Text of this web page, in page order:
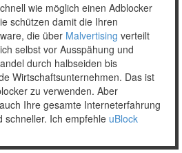
wie möglich einen Adblocker
schützen damit die Ihren
die über Malvertising verteilt
selbst vor Ausspähung und
durch halbseiden bis
Wirtschaftsunternehmen. Das ist
zu verwenden. Aber
Ihre gesamte Interneterfahrung
schneller. Ich empfehle uBlock